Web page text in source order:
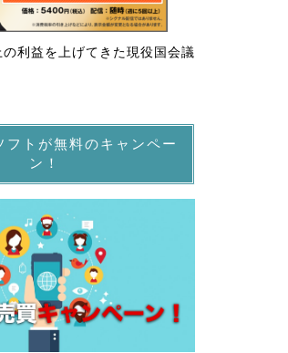
の利益を上げてきた現役国会議
フトが無料のキャンペー
ン！